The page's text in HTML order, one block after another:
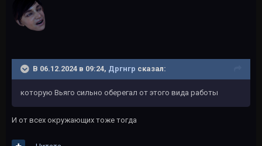
В 06.12.2024 в 09:24, Дргнгр сказал:
которую Вьяго сильно оберегал от этого вида работы
И от всех окружающих тоже тогда